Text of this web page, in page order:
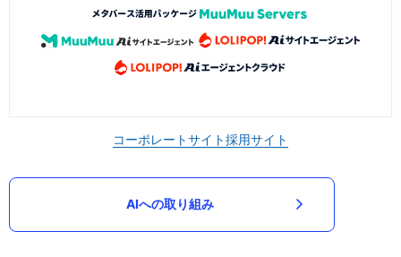
コーポレートサイト採用サイト
AIへの取り組み